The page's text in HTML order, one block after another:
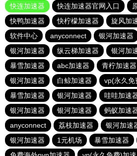
快连加速器
快连加速器官网入口
快鸭加速器
快柠檬加速器 旋风加
软件中心
anyconnect 银河加速器
银河加速器
纵云梯加速器 银河加
暴雪加速器
abc加速器 青柠加速器
银河加速器
白鲸加速器
vp(永久免
暴雪加速器
银河加速器 哇哇加速
银河加速器
银河加速器 蚂蚁加速
anyconnect
荔枝加速器 银河加速
银河加速器
1元机场 暴雪加速器